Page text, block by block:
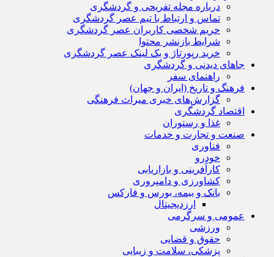
درباره مجله تفریحی و گردشگری
تماس و ارتباط با تیم عصر گردشگری
حریم شخصی کاربران عصر گردشگری
شرایط بازنشر محتوا
خرید رپورتاژ و بک لینک عصر گردشگری
جاهای دیدنی و گردشگری
راهنمای سفر
فرهنگ و تاریخ (ایران و جهان)
گزارش‌های خبری میراث فرهنگی
اقتصاد گردشگری
غذا و رستوران
صنعت و تجارت و خدمات
فناوری
خودرو
کارآفرینی و بازاریابی
کشاورزی و دامپروری
بانک و بیمه، بورس و فارکس
ارزدیجیتال
عمومی و سرگرمی
ورزشی
حقوق و قضایی
پزشکی، سلامت و زیبایی